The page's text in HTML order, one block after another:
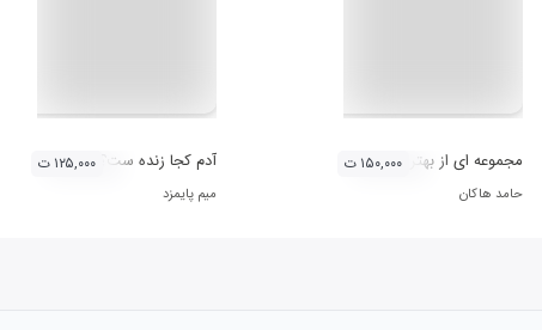
مجموعه ای از بهترین آثار حامد هاکان
حامد هاکان
۱۵۰,۰۰۰ ت آدم کجا زنده ست؟
میم پایمزد
۱۲۵,۰۰۰ ت